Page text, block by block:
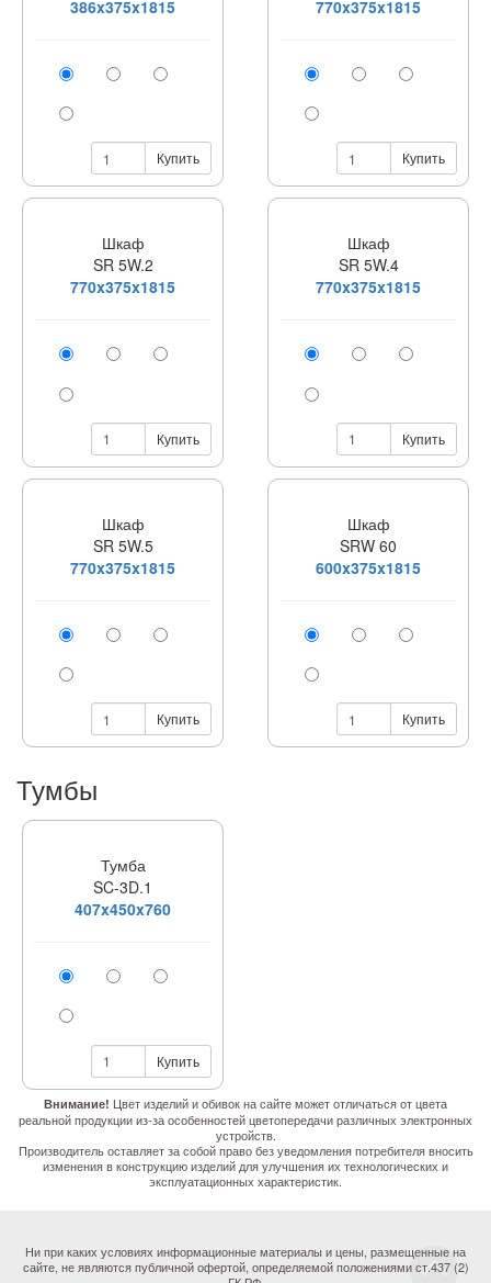
386x375x1815
Купить
770x375x1815
Купить
Шкаф
SR 5W.2
770x375x1815
Купить
Шкаф
SR 5W.4
770x375x1815
Купить
Шкаф
SR 5W.5
770x375x1815
Купить
Шкаф
SRW 60
600x375x1815
Купить
Тумбы
Тумба
SC-3D.1
407x450x760
Купить
Внимание! Цвет изделий и обивок на сайте может отличаться от цвета
реальной продукции из-за особенностей цветопередачи различных электронных
устройств.
Производитель оставляет за собой право без уведомления потребителя вносить
изменения в конструкцию изделий для улучшения их технологических и
эксплуатационных характеристик.
Ни при каких условиях информационные материалы и цены, размещенные на
сайте, не являются публичной офертой, определяемой положениями ст.437 (2)